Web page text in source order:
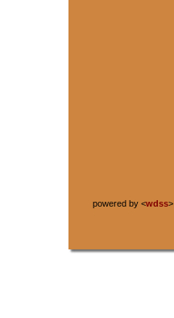
powered by <wdss>